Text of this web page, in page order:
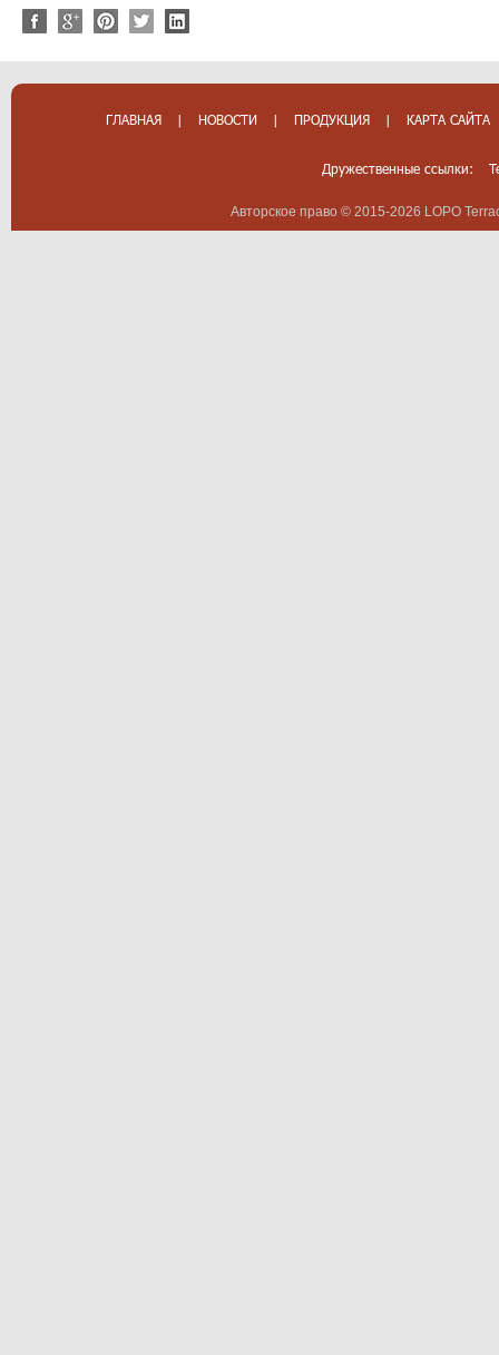
ГЛАВНАЯ | НОВОСТИ | ПРОДУКЦИЯ | КАРТА САЙТА
Дружественные ссылки:
Авторское право © 2015-2026 LOPO